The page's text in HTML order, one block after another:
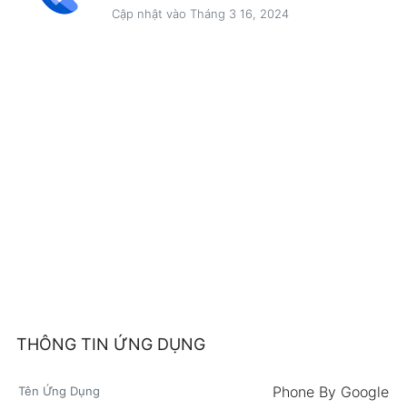
Cập nhật vào Tháng 3 16, 2024
THÔNG TIN ỨNG DỤNG
Tên Ứng Dụng Phone By Google